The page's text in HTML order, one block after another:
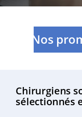
Nos
Chirurgiens
sélectionnés